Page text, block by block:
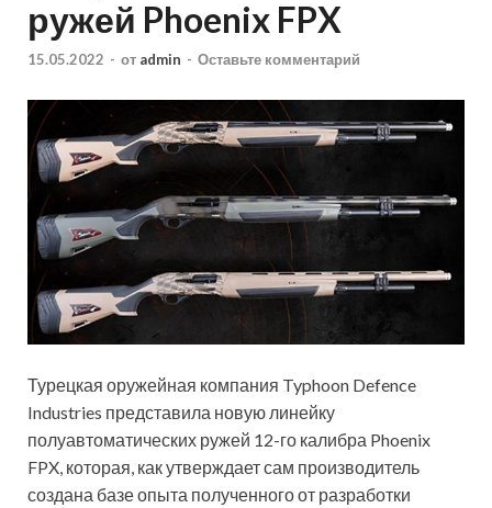
ружей Phoenix FPX
15.05.2022 - от admin - Оставьте комментарий
Турецкая оружейная компания Typhoon Defence
Industries представила новую линейку
полуавтоматических ружей 12-го калибра Phoenix
FPX, которая, как утверждает сам производитель
создана базе опыта полученного от разработки